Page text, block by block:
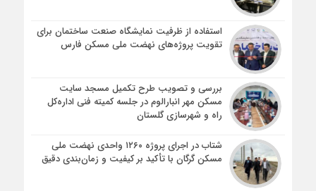
استفاده از ظرفیت نمایشگاه صنعت ساختمان برای
تقویت پروژه‌های نهضت ملی مسکن فارس
بررسی و تصویب طرح تکمیل مسجد سایت
مسکن مهر انبارالوم در جلسه کمیته فنی اداره‌کل
راه و شهرسازی گلستان
شتاب در اجرای پروژه ۱۲۶۰ واحدی نهضت ملی
مسکن گرگان با تأکید بر کیفیت و زمان‌بندی دقیق